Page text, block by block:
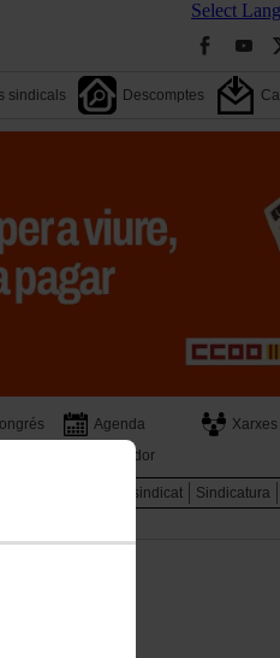
Select
sindicals Descomptes
Agenda
Xarxes
Cercador
El teu sindicat
Sindicatura